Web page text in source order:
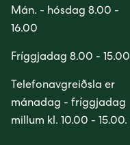
Mán. - hósdag 8.00 -
16.00
Fríggjadag 8.00 - 15.00
Telefonavgreiðsla er
mánadag - fríggjadag
millum kl. 10.00 - 15.00.